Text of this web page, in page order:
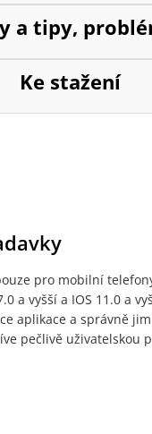
a tipy,
Ke stažení
pro mobilní
a vyšší a IOS 11.0 a
aplikace a správně
pečlivě uživatelskou